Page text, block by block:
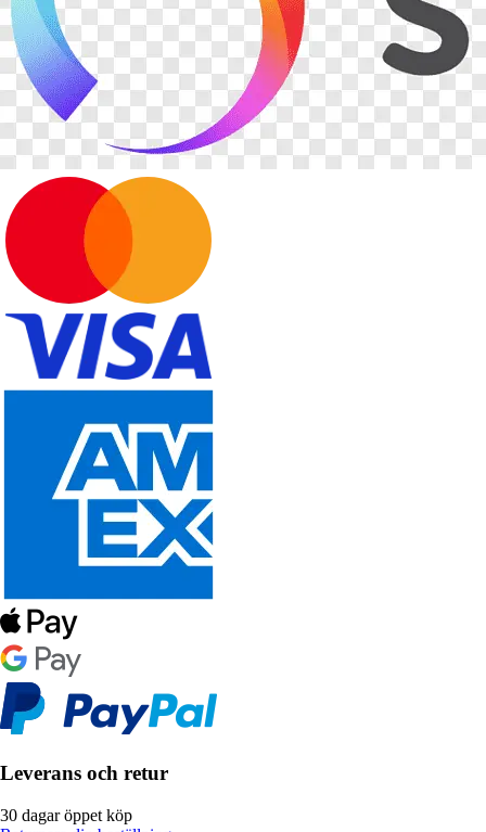
Leverans och retur
30 dagar öppet köp